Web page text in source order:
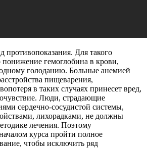
Для такого
понижение гемоглобина в крови,
голоданию. Больные анемией
пищеварения,
в таких случаях принесет вред,
Люди, страдающие
сердечно-сосудистой системы,
лихорадками, не должны
лечения. Поэтому
курса пройти полное
чтобы исключить ряд